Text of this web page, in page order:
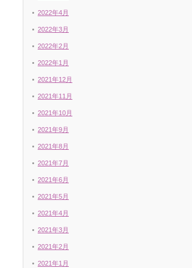
2022年4月
2022年3月
2022年2月
2022年1月
2021年12月
2021年11月
2021年10月
2021年9月
2021年8月
2021年7月
2021年6月
2021年5月
2021年4月
2021年3月
2021年2月
2021年1月